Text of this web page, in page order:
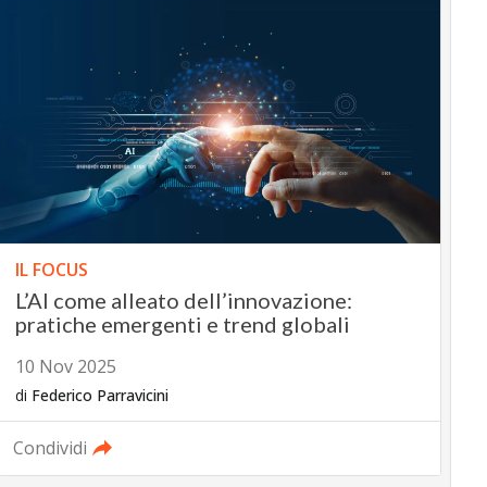
IL FOCUS
L’AI come alleato dell’innovazione:
pratiche emergenti e trend globali
10 Nov 2025
di Federico Parravicini
Condividi